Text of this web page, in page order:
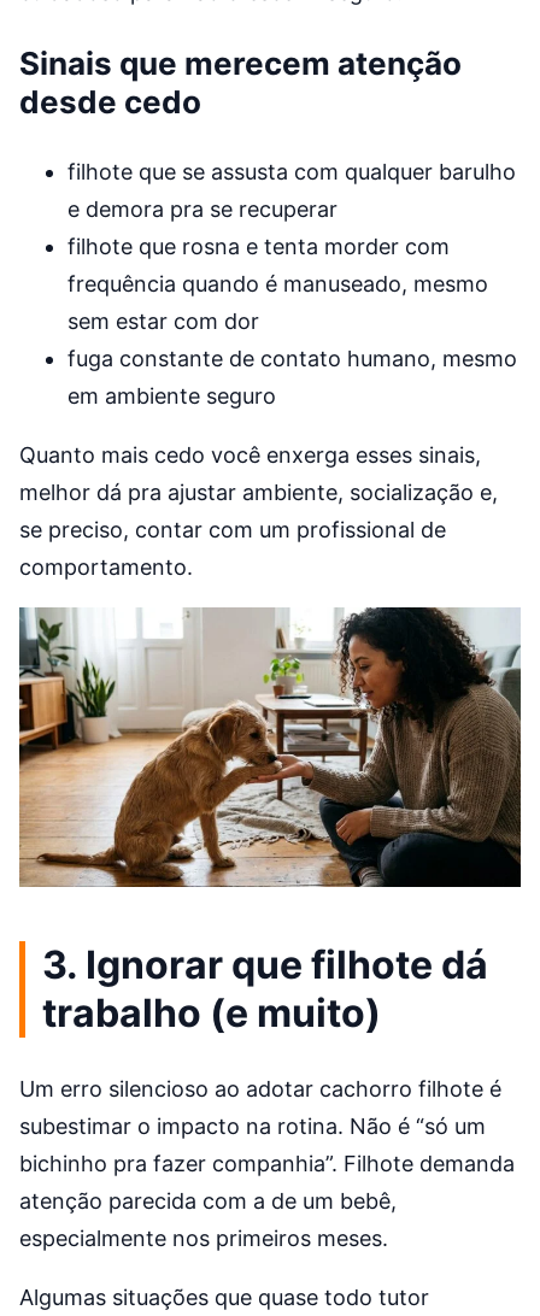
Sinais que merecem atenção
desde cedo
filhote que se assusta com qualquer barulho
e demora pra se recuperar
filhote que rosna e tenta morder com
frequência quando é manuseado, mesmo
sem estar com dor
fuga constante de contato humano, mesmo
em ambiente seguro
Quanto mais cedo você enxerga esses sinais,
melhor dá pra ajustar ambiente, socialização e,
se preciso, contar com um profissional de
comportamento.
3. Ignorar que filhote dá
trabalho (e muito)
Um erro silencioso ao adotar cachorro filhote é
subestimar o impacto na rotina. Não é “só um
bichinho pra fazer companhia”. Filhote demanda
atenção parecida com a de um bebê,
especialmente nos primeiros meses.
Algumas situações que quase todo tutor